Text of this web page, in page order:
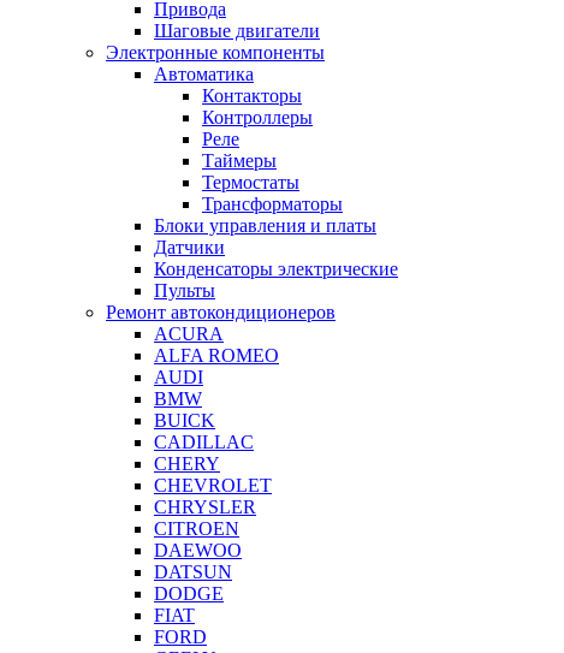
Привода
Шаговые двигатели
Электронные компоненты
Автоматика
Контакторы
Контроллеры
Реле
Таймеры
Термостаты
Трансформаторы
Блоки управления и платы
Датчики
Конденсаторы электрические
Пульты
Ремонт автокондиционеров
ACURA
ALFA ROMEO
AUDI
BMW
BUICK
CADILLAC
CHERY
CHEVROLET
CHRYSLER
CITROEN
DAEWOO
DATSUN
DODGE
FIAT
FORD